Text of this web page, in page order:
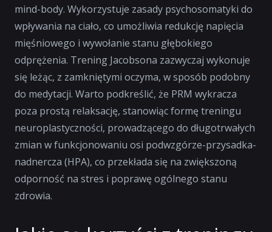
mind-body. Wykorzystuje zasady psychosomatyki do
wpływania na ciało, co umożliwia redukcję napięcia
mięśniowego i wywołanie stanu głębokiego
odprężenia. Trening Jacobsona zazwyczaj wykonuje
się leżąc, z zamkniętymi oczyma, w sposób podobny
do medytacji. Warto podkreślić, że PRM wykracza
poza prostą relaksację, stanowiąc formę treningu
neuroplastyczności, prowadzącego do długotrwałych
zmian w funkcjonowaniu osi podwzgórze-przysadka-
nadnercza (HPA), co przekłada się na zwiększoną
odporność na stres i poprawę ogólnego stanu
zdrowia.